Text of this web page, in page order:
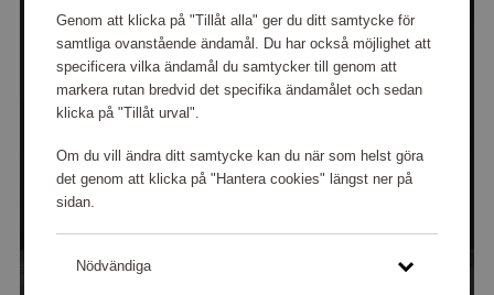
Genom att klicka på "Tillåt alla" ger du ditt samtycke för
samtliga ovanstående ändamål. Du har också möjlighet att
specificera vilka ändamål du samtycker till genom att
markera rutan bredvid det specifika ändamålet och sedan
klicka på "Tillåt urval".
Om du vill ändra ditt samtycke kan du när som helst göra
det genom att klicka på "Hantera cookies" längst ner på
sidan.
Nödvändiga